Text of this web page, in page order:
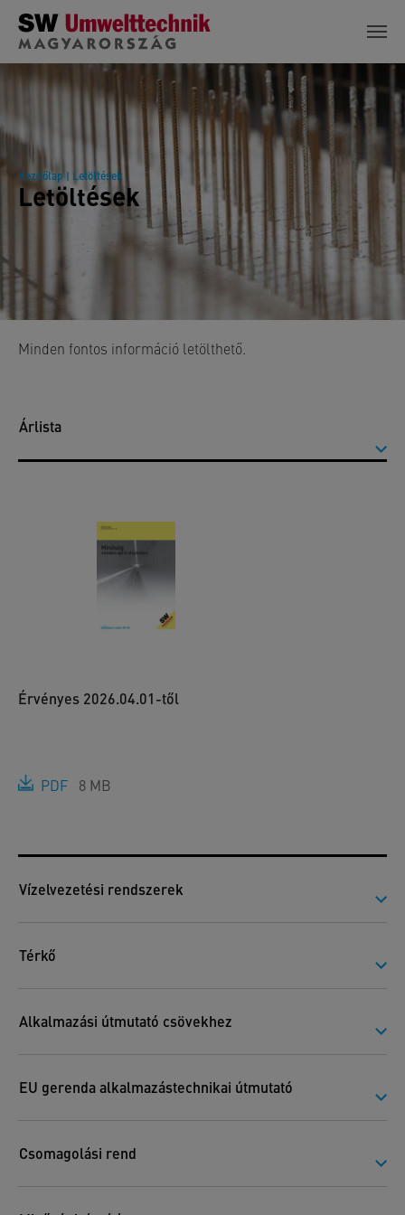
Skip to main content
Kezdőlap| Letöltések
Letöltések
Minden fontos információ letölthető.
Árlista
Érvényes 2026.04.01-től
PDF 8 MB
Vízelvezetési rendszerek
Térkő
Alkalmazási útmutató csövekhez
EU gerenda alkalmazástechnikai útmutató
Csomagolási rend